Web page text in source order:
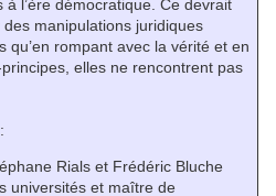
à l’ère démocratique. Ce devrait
des manipulations juridiques
qu’en rompant avec la vérité et en
elles ne rencontrent pas
Rials et Frédéric Bluche
universités et maître de